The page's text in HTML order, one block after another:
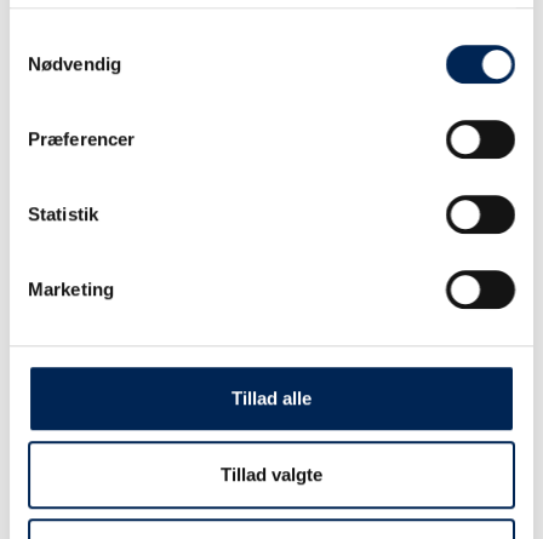
Nødvendig
Præferencer
Statistik
Marketing
Tillad alle
Tillad valgte
tjekke vores hjemmeside eller ringe til os.